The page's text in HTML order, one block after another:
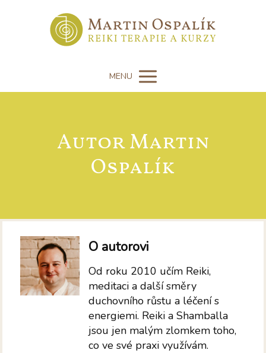
MENU
Autor Martin
Ospalík
O autorovi
Od roku 2010 učím Reiki,
meditaci a další směry
duchovního růstu a léčení s
energiemi. Reiki a Shamballa
jsou jen malým zlomkem toho,
co ve své praxi využívám.